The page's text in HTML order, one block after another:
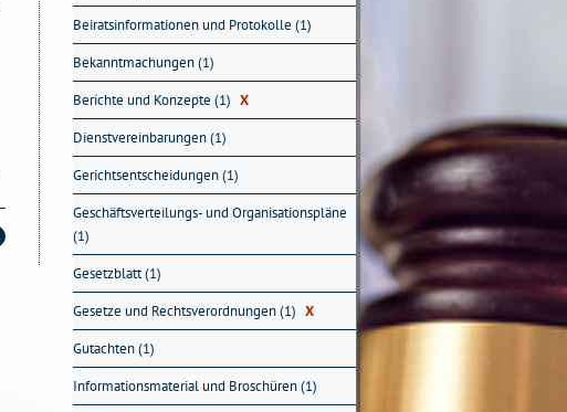
Beiratsinformationen und Protokolle (1)
Bekanntmachungen (1)
Berichte und Konzepte (1) X
Dienstvereinbarungen (1)
Gerichtsentscheidungen (1)
Geschäftsverteilungs- und Organisationspläne
(1)
Gesetzblatt (1)
Gesetze und Rechtsverordnungen (1) X
Gutachten (1)
Informationsmaterial und Broschüren (1)